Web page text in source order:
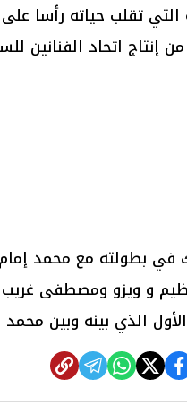
التي تقلب حياته رأسا
إنتاج اتحاد الفنانين
في بطولته مع محمد
و ويزو ومصطفى
الذي بينه وبين